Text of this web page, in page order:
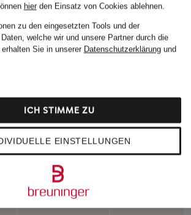
hierden Einsatz von Cookies ablehnen.
zu den eingesetzten Tools und der
welche wir und unsere Partner durch die
Sie in unserer Datenschutzerklärungund
EINSTELLUNGEN
ICH STIMME ZU